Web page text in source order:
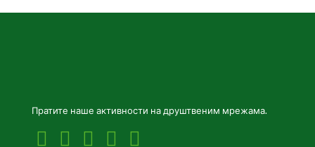
Пратите наше активности на друштвеним мрежама.